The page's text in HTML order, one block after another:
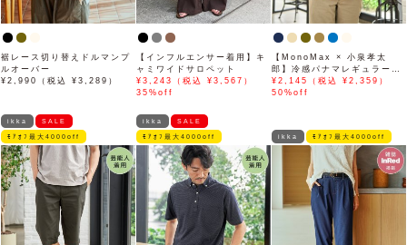
裾レース切り替えドルマンプ
ルオーバー
¥2,990（税込 ¥3,289）
【インフルエンサー着用】キ
ャミワイドサロペット
¥3,243（税込 ¥3,567）
35%off
【MonoMax × 小泉孝太
郎】冷感パナマレギュラーカ
ラー半袖シャツ「小泉孝太郎
さん着用モデル」
¥2,145（税込 ¥2,359）
50%off
ikka SALE
ﾓｱｵﾌ最大4000off
ikka SALE
ﾓｱｵﾌ最大4000off ikka ﾓｱｵﾌ最大4000off